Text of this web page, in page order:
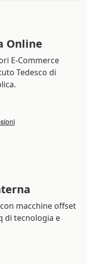
Online
E-Commerce
Tedesco di
macchine offset
di tecnologia e